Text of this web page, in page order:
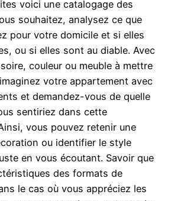
voici une catalogage des
souhaitez, analysez ce que
pour votre domicile et si elles
ou si elles sont au diable. Avec
couleur ou meuble à mettre
votre appartement avec
et demandez-vous de quelle
sentiriez dans cette
vous pouvez retenir une
ou identifier le style
en vous écoutant. Savoir que
des formats de
le cas où vous appréciez les